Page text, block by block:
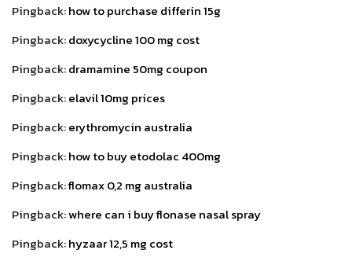
Pingback:how to purchase differin 15g
Pingback:doxycycline 100 mg cost
Pingback:dramamine 50mg coupon
Pingback:elavil 10mg prices
Pingback:erythromycin australia
Pingback:how to buy etodolac 400mg
Pingback:flomax 0,2 mg australia
Pingback:where can i buy flonase nasal spray
Pingback:hyzaar 12,5 mg cost